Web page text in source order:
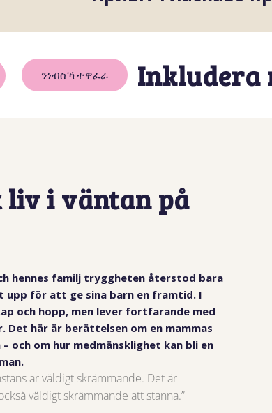
ንነብስኻ ተዋፈራ Inkludera
liv i väntan på
hennes familj tryggheten återstod bara
för att ge sina barn en framtid. I
och hopp, men lever fortfarande med
Det här är berättelsen om en mammas
och om hur medmänsklighet kan bli en
är väldigt skrämmande. Det är
väldigt skrämmande att stanna.”